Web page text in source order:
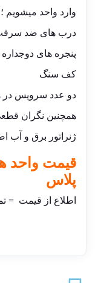
وارد واحد میشویم ؛
درب های ضد
پنجره های دوجداره
کف سنگ
دو عدد سرویس در
همچنین نگران
ژنراتور برق و
قیمت واحد
پلاس
اطلاع از قیمت